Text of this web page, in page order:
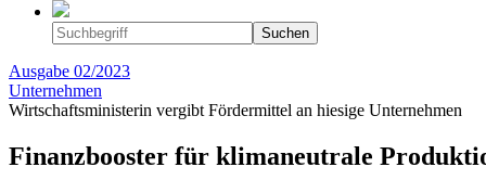
Ausgabe 02/2023
Unternehmen
Wirtschaftsministerin vergibt Fördermittel an hiesige Unternehmen
Finanzbooster für klimaneutrale